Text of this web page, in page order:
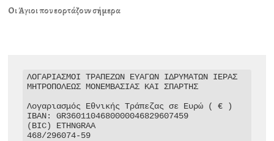
Οι Άγιοι που εορτάζουν σήμερα
ΛΟΓΑΡΙΑΣΜΟΙ ΤΡΑΠΕΖΩΝ ΕΥΑΓΩΝ ΙΔΡΥΜΑΤΩΝ ΙΕΡΑΣ
ΜΗΤΡΟΠΟΛΕΩΣ ΜΟΝΕΜΒΑΣΙΑΣ ΚΑΙ ΣΠΑΡΤΗΣ
Λογαριασμός Εθνικής Τράπεζας σε Ευρώ ( € )
IBAN: GR3601104680000046829607459
(BIC) ETHNGRAA
468/296074-59